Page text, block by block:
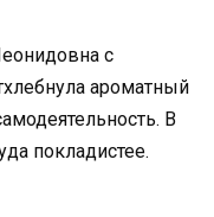
с
ароматный
В
покладистее.